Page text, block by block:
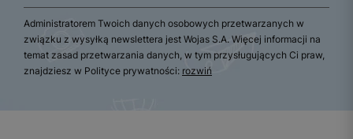
Administratorem Twoich danych osobowych przetwarzanych w
związku z wysyłką newslettera jest Wojas S.A. Więcej informacji na
temat zasad przetwarzania danych, w tym przysługujących Ci praw,
znajdziesz w Polityce prywatności: rozwiń